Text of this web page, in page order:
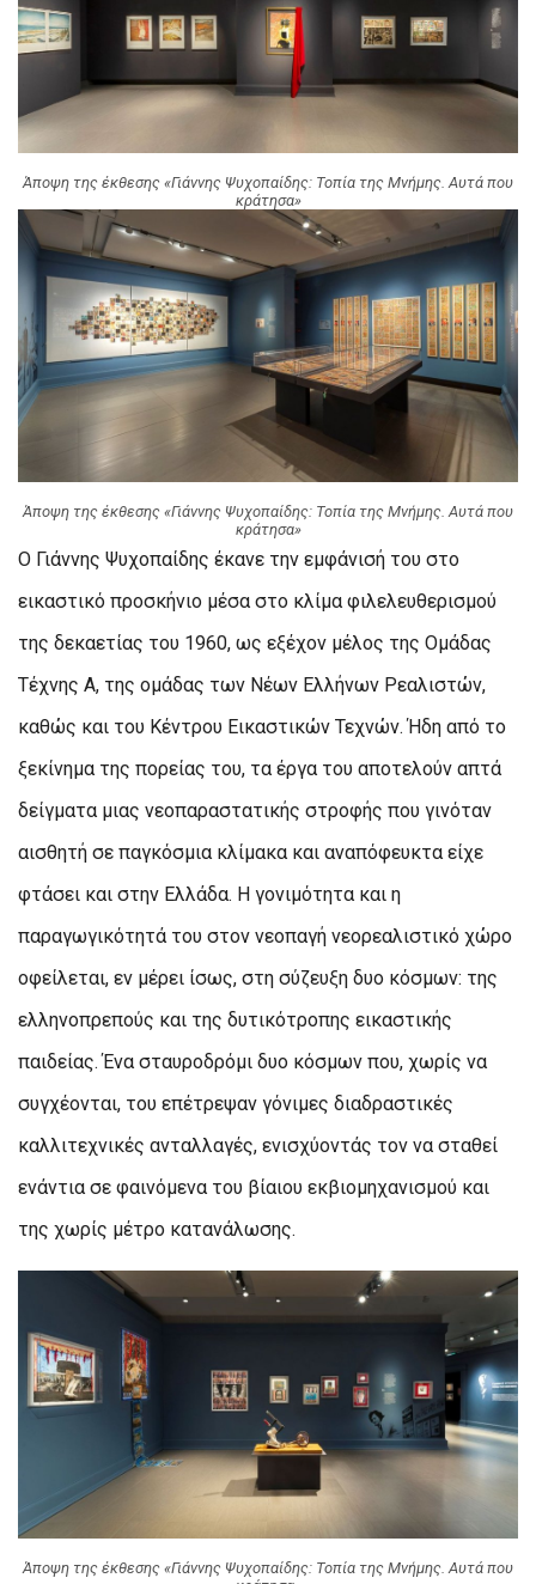
Άποψη της έκθεσης «Γιάννης Ψυχοπαίδης: Τοπία της Μνήμης. Αυτά που
κράτησα»
Άποψη της έκθεσης «Γιάννης Ψυχοπαίδης: Τοπία της Μνήμης. Αυτά που
κράτησα»
Ο Γιάννης Ψυχοπαίδης έκανε την εμφάνισή του στο
εικαστικό προσκήνιο μέσα στο κλίμα φιλελευθερισμού
της δεκαετίας του 1960, ως εξέχον μέλος της Ομάδας
Τέχνης Α, της ομάδας των Νέων Ελλήνων Ρεαλιστών,
καθώς και του Κέντρου Εικαστικών Τεχνών. Ήδη από το
ξεκίνημα της πορείας του, τα έργα του αποτελούν απτά
δείγματα μιας νεοπαραστατικής στροφής που γινόταν
αισθητή σε παγκόσμια κλίμακα και αναπόφευκτα είχε
φτάσει και στην Ελλάδα. Η γονιμότητα και η
παραγωγικότητά του στον νεοπαγή νεορεαλιστικό χώρο
οφείλεται, εν μέρει ίσως, στη σύζευξη δυο κόσμων: της
ελληνοπρεπούς και της δυτικότροπης εικαστικής
παιδείας. Ένα σταυροδρόμι δυο κόσμων που, χωρίς να
συγχέονται, του επέτρεψαν γόνιμες διαδραστικές
καλλιτεχνικές ανταλλαγές, ενισχύοντάς τον να σταθεί
ενάντια σε φαινόμενα του βίαιου εκβιομηχανισμού και
της χωρίς μέτρο κατανάλωσης.
Άποψη της έκθεσης «Γιάννης Ψυχοπαίδης: Τοπία της Μνήμης. Αυτά που